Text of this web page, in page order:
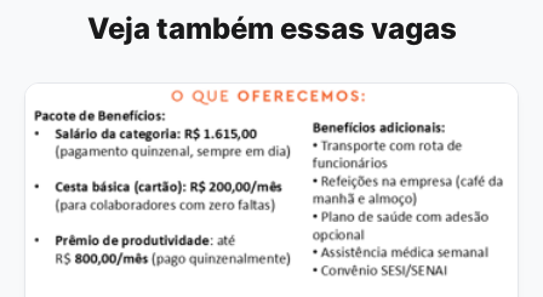
Veja também essas vagas